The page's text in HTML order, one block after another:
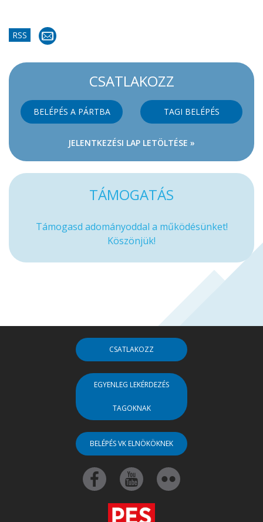
RSS
CSATLAKOZZ
BELÉPÉS A PÁRTBA TAGI BELÉPÉS
JELENTKEZÉSI LAP LETÖLTÉSE »
TÁMOGATÁS
Támogasd adományoddal a működésünket!
Köszönjük!
CSATLAKOZZ
EGYENLEG LEKÉRDEZÉS
TAGOKNAK
BELÉPÉS VK ELNÖKÖKNEK